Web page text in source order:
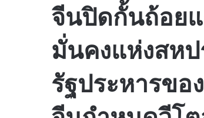
จีนปิดกั้นถ้อย
มั่นคงแห่งสห
รัฐประหารขอ